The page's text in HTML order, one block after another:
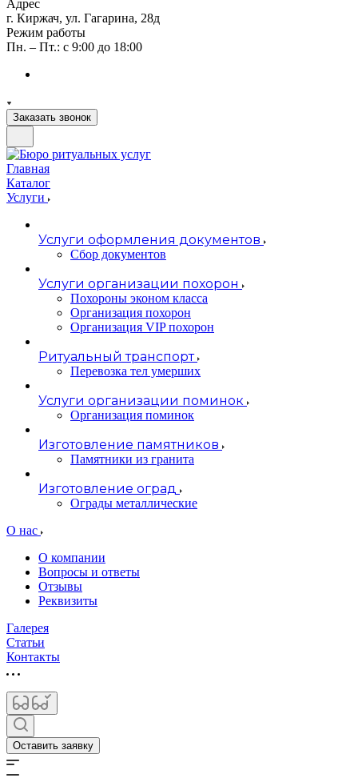
Адрес
г. Киржач, ул. Гагарина, 28д
Режим работы
Пн. – Пт.: с 9:00 до 18:00
Заказать звонок
Главная
Каталог
Услуги
Услуги оформления документов
Сбор документов
Услуги организации похорон
Похороны эконом класса
Организация похорон
Организация VIP похорон
Ритуальный транспорт
Перевозка тел умерших
Услуги организации поминок
Организация поминок
Изготовление памятников
Памятники из гранита
Изготовление оград
Ограды металлические
О нас
О компании
Вопросы и ответы
Отзывы
Реквизиты
Галерея
Статьи
Контакты
Оставить заявку